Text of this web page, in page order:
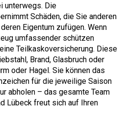
unterwegs. Die
Schäden, die Sie anderen
Eigentum zufügen. Wenn
umfassender schützen
Teilkaskoversicherung. Diese
Brand, Glasbruch oder
oder Hagel. Sie können das
für die jeweilige Saison
abholen – das gesamte Team
Lübeck freut sich auf Ihren